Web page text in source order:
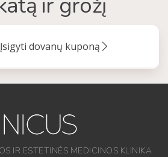
ir grožį
Įsigyti dovanų kuponą
IR ESTETINĖS MEDICINOS KLINIKA